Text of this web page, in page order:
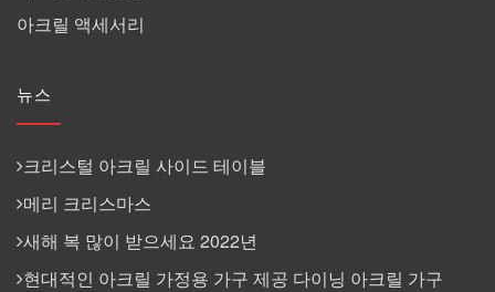
아크릴 액세서리
뉴스
크리스털 아크릴 사이드 테이블
메리 크리스마스
새해 복 많이 받으세요 2022년
현대적인 아크릴 가정용 가구 제공 다이닝 아크릴 가구